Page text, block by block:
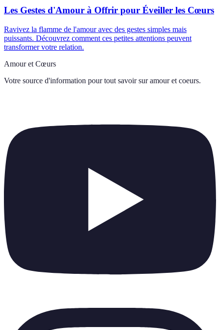
Les Gestes d'Amour à Offrir pour Éveiller les Cœurs
Ravivez la flamme de l'amour avec des gestes simples mais
puissants. Découvrez comment ces petites attentions peuvent
transformer votre relation.
Amour et Cœurs
Votre source d'information pour tout savoir sur amour et coeurs.